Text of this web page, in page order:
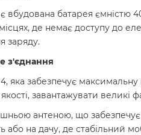
вбудована батарея ємністю
де немає доступу до
заряду.
з'єднання
яка забезпечує
завантажувати великі
антеною, що
або на дачу, де